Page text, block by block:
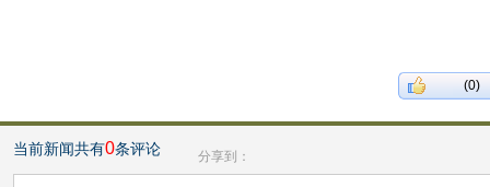
(0)
当前新闻共有0条评论 分享到：